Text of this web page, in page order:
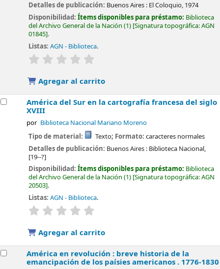
Detalles de publicación: Buenos Aires : El Coloquio, 1974
Disponibilidad:Ítems disponibles para préstamo: Biblioteca
del Archivo General de la Nación (1) Signatura topográfica:AGN
01845 .
Listas: AGN - Biblioteca.
valoración
Agregar al carrito
América del Sur en la cartografía francesa del siglo
XVIII
por Biblioteca Nacional Mariano Moreno
Tipo de material: Texto; Formato: caracteres normales
Detalles de publicación: Buenos Aires : Biblioteca Nacional,
[19--?]
Disponibilidad:Ítems disponibles para préstamo: Biblioteca
del Archivo General de la Nación (1) Signatura topográfica:AGN
20503 .
Listas: AGN - Biblioteca.
valoración
Agregar al carrito
América en revolución : breve historia de la
emancipación de los paísies americanos . 1776-1830